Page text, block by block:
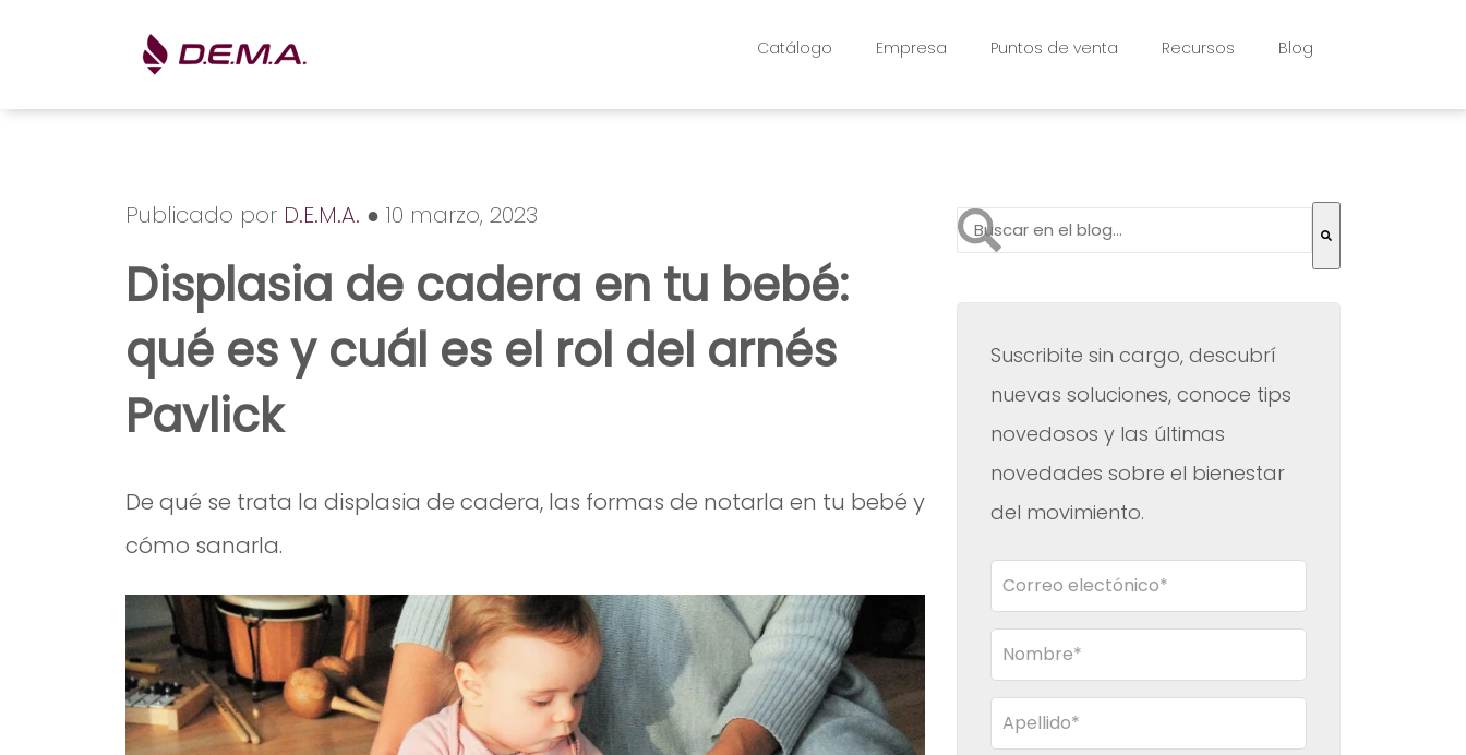
Catálogo Empresa Puntos de venta Recursos Blog
Publicado por D.E.M.A. ● 10 marzo, 2023
Displasia de cadera en tu bebé:
qué es y cuál es el rol del arnés
Pavlick
De qué se trata la displasia de cadera, las formas de notarla en tu bebé y
cómo sanarla.
Esto es un campo de búsqueda con una función de texto
Suscribite sin cargo, descubrí
nuevas soluciones, conoce tips
novedosos y las últimas
novedades sobre el bienestar
del movimiento.